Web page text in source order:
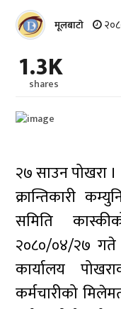
मूलबाटाे
1.3K
shares
२७ साउन पोखरा ।
क्रान्तिकारी
समिति
२०८०/०४/२७ गते
कार्यालय
कर्मचारीको